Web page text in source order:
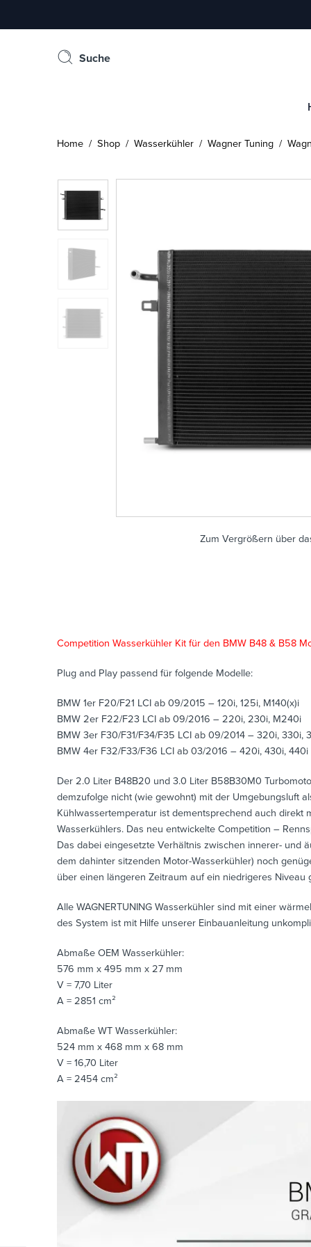
Suche
Home / Shop / Wasserkühler / Wagner Tuning /
Zum Vergrößern über
Competition Wasserkühler Kit für den BMW B48 & B58
Plug and Play passend für folgende Modelle:
BMW 1er F20/F21 LCI ab 09/2015 – 120i, 125i, M140(x)i
BMW 2er F22/F23 LCI ab 09/2016 – 220i, 230i, M240i
BMW 3er F30/F31/F34/F35 LCI ab 09/2014 – 320i, 330i,
BMW 4er F32/F33/F36 LCI ab 03/2016 – 420i, 430i, 440i
Der 2.0 Liter B48B20 und 3.0 Liter B58B30M0
demzufolge nicht (wie gewohnt) mit der Umgebungsluft
Kühlwassertemperatur ist dementsprechend auch direkt
Wasserkühlers. Das neu entwickelte Competition –
Das dabei eingesetzte Verhältnis zwischen innerer- und
dem dahinter sitzenden Motor-Wasserkühler) noch
über einen längeren Zeitraum auf ein niedrigeres Niveau
Alle WAGNERTUNING Wasserkühler sind mit einer
des System ist mit Hilfe unserer Einbauanleitung
Abmaße OEM Wasserkühler:
576 mm x 495 mm x 27 mm
V = 7,70 Liter
A = 2851 cm²
Abmaße WT Wasserkühler:
524 mm x 468 mm x 68 mm
V = 16,70 Liter
A = 2454 cm²